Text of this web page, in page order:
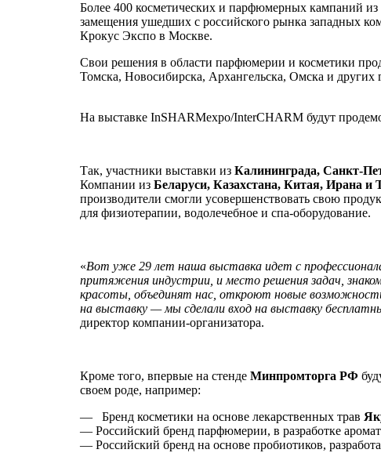
Более 400 косметических и парфюмерных кампаний
замещения ушедших с российского рынка западных
Крокус Экспо в Москве.
Свои решения в области парфюмерии и косметики
Томска, Новосибирска, Архангельска, Омска и
На выставке InSHARMexpo/InterCHARM будут
Так, участники выставки из Калининграда, Санкт-
Компании из Беларуси, Казахстана, Китая, Ирана и
производители смогли усовершенствовать свою
для физиотерапии, водолечебное и спа-оборудование.
«Вот уже 29 лет наша выставка идет с
притяжения индустрии, и место решения задач,
красоты, объединят нас, откроют новые
на выставку — мы сделали вход на выставку
директор компании-организатора.
Кроме того, впервые на стенде Минпромторга РФ
своем роде, например:
— Бренд косметики на основе лекарственных трав
— Российский бренд парфюмерии, в разработке
— Российский бренд на основе пробиотиков,